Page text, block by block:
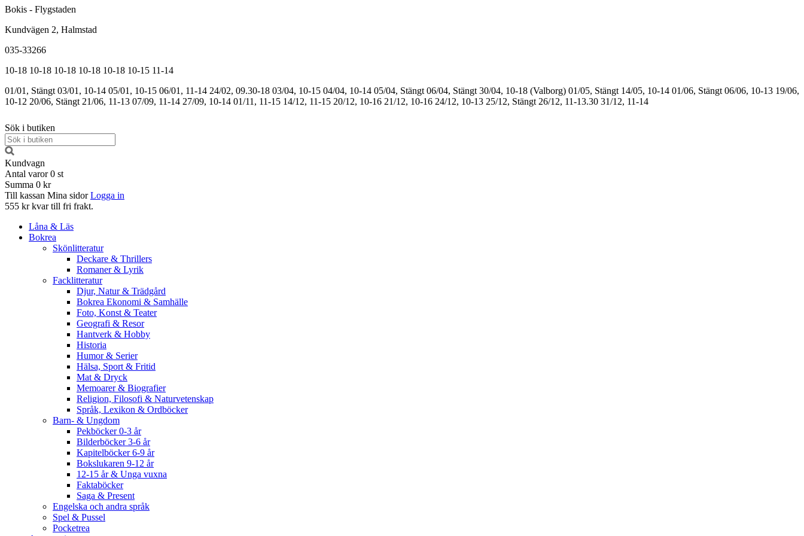
Bokis - Flygstaden
Kundvägen 2, Halmstad
035-33266
10-18 10-18 10-18 10-18 10-18 10-15 11-14
01/01, Stängt 03/01, 10-14 05/01, 10-15 06/01, 11-14 24/02, 09.30-18 03/04, 10-15 04/04, 10-14 05/04, Stängt 06/04, Stängt 30/04, 10-18 (Valborg) 01/05, Stängt 14/05, 10-14 01/06, Stängt 06/06, 10-13 19/06,
10-12 20/06, Stängt 21/06, 11-13 07/09, 11-14 27/09, 10-14 01/11, 11-15 14/12, 11-15 20/12, 10-16 21/12, 10-16 24/12, 10-13 25/12, Stängt 26/12, 11-13.30 31/12, 11-14
Sök i butiken
Kundvagn
Antal varor 0 st
Summa 0 kr
Till kassan Mina sidor Logga in
555 kr kvar till fri frakt.
Låna & Läs
Bokrea
Skönlitteratur
Deckare & Thrillers
Romaner & Lyrik
Facklitteratur
Djur, Natur & Trädgård
Bokrea Ekonomi & Samhälle
Foto, Konst & Teater
Geografi & Resor
Hantverk & Hobby
Historia
Humor & Serier
Hälsa, Sport & Fritid
Mat & Dryck
Memoarer & Biografier
Religion, Filosofi & Naturvetenskap
Språk, Lexikon & Ordböcker
Barn- & Ungdom
Pekböcker 0-3 år
Bilderböcker 3-6 år
Kapitelböcker 6-9 år
Bokslukaren 9-12 år
12-15 år & Unga vuxna
Faktaböcker
Saga & Present
Engelska och andra språk
Spel & Pussel
Pocketrea